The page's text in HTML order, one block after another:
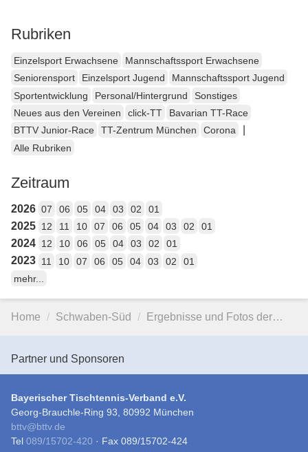
Rubriken
Einzelsport Erwachsene
Mannschaftssport Erwachsene
Seniorensport
Einzelsport Jugend
Mannschaftssport Jugend
Sportentwicklung
Personal/Hintergrund
Sonstiges
Neues aus den Vereinen
click-TT
Bavarian TT-Race
BTTV Junior-Race
TT-Zentrum München Corona
Alle Rubriken
Zeitraum
2026 07 06 05 04 03 02 01
2025 12 11 10 07 06 05 04 03 02 01
2024 12 10 06 05 04 03 02 01
2023 11 10 07 06 05 04 03 02
01
mehr...
Home Schwaben-Süd Ergebnisse und Fotos der…
Partner und Sponsoren
Bayerischer Tischtennis-Verband e.V.
Georg-Brauchle-Ring 93, 80992 München
bttv@bttv.de
Tel 089/15702-420 · Fax 089/15702-424